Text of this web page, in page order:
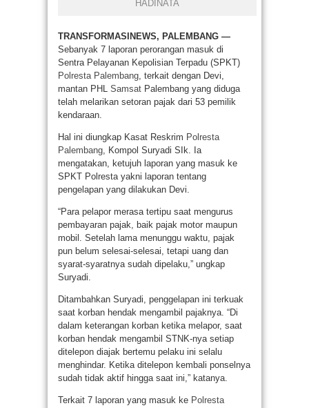
HADINATA
TRANSFORMASINEWS, PALEMBANG —
Sebanyak 7 laporan perorangan masuk di
Sentra Pelayanan Kepolisian Terpadu (SPKT)
Polresta Palembang, terkait dengan Devi,
mantan PHL Samsat Palembang yang diduga
telah melarikan setoran pajak dari 53 pemilik
kendaraan.
Hal ini diungkap Kasat Reskrim Polresta
Palembang, Kompol Suryadi SIk. Ia
mengatakan, ketujuh laporan yang masuk ke
SPKT Polresta yakni laporan tentang
pengelapan yang dilakukan Devi.
“Para pelapor merasa tertipu saat mengurus
pembayaran pajak, baik pajak motor maupun
mobil. Setelah lama menunggu waktu, pajak
pun belum selesai-selesai, tetapi uang dan
syarat-syaratnya sudah dipelaku,” ungkap
Suryadi.
Ditambahkan Suryadi, penggelapan ini terkuak
saat korban hendak mengambil pajaknya. “Di
dalam keterangan korban ketika melapor, saat
korban hendak mengambil STNK-nya setiap
ditelepon diajak bertemu pelaku ini selalu
menghindar. Ketika ditelepon kembali ponselnya
sudah tidak aktif hingga saat ini,” katanya.
Terkait 7 laporan yang masuk ke Polresta